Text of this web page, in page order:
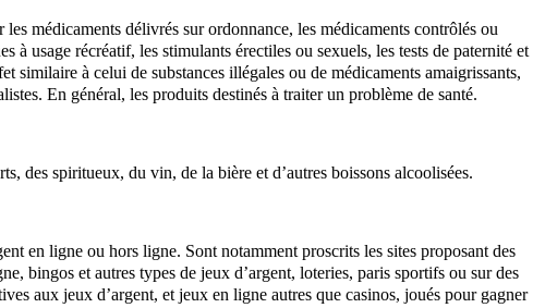
médicaments délivrés sur ordonnance, les médicaments contrôlés ou
à usage récréatif, les stimulants érectiles ou sexuels, les tests de paternité et
similaire à celui de substances illégales ou de médicaments amaigrissants,
En général, les produits destinés à traiter un problème de santé.
des spiritueux, du vin, de la bière et d’autres boissons alcoolisées.
en ligne ou hors ligne. Sont notamment proscrits les sites proposant des
bingos et autres types de jeux d’argent, loteries, paris sportifs ou sur des
aux jeux d’argent, et jeux en ligne autres que casinos, joués pour gagner